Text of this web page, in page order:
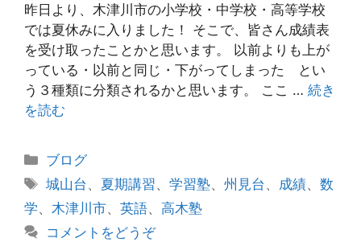
昨日より、木津川市の小学校・中学校・高等学校
では夏休みに入りました！ そこで、皆さん成績表
を受け取ったことかと思います。 以前よりも上が
っている・以前と同じ・下がってしまった とい
う３種類に分類されるかと思います。 ここ … 続き
を読む
カ
テ
リ
ー
ブログ
タ
グ
城山台 、 夏期講習、学習塾、州見台 、 成績、数
学、 木津川市、 英語、 高木塾
コメントをどうぞ